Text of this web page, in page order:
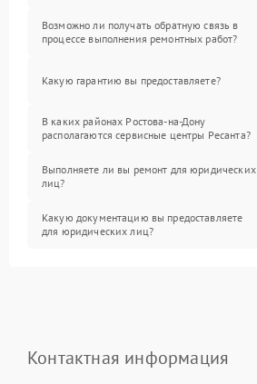
Возможно ли получать обратную связь в
процессе выполнения ремонтных работ?
Какую гарантию вы предоставляете?
В каких районах Ростова-на-Дону
располагаются сервисные центры Ресанта?
Выполняете ли вы ремонт для юридических
лиц?
Какую документацию вы предоставляете
для юридических лиц?
Контактная информация